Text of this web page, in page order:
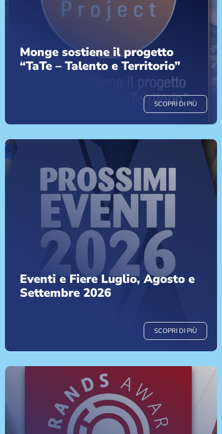
Monge sostiene il progetto
“TaTe – Talento e Territorio”
SCOPRI DI PIÙ
Eventi e Fiere Luglio, Agosto e
Settembre 2026
SCOPRI DI PIÙ